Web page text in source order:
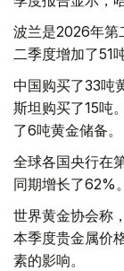
波兰是2026年第
二季度增加了51
中国购买了33吨
斯坦购买了15吨
了6吨黄金储备。
全球各国央行在
同期增长了62%
世界黄金协会称
本季度贵金属价
素的影响。